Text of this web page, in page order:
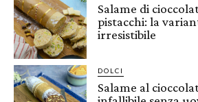
Salame di
pistacchi: la
irresistibile
DOLCI
Salame al